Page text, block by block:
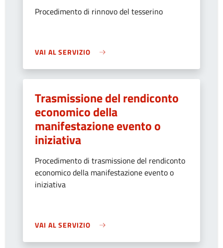
Procedimento di rinnovo del tesserino
VAI AL SERVIZIO
Trasmissione del rendiconto
economico della
manifestazione evento o
iniziativa
Procedimento di trasmissione del rendiconto
economico della manifestazione evento o
iniziativa
VAI AL SERVIZIO